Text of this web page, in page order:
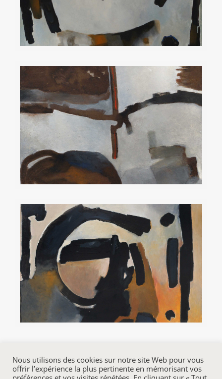
Nous utilisons des cookies sur notre site Web pour vous
offrir l’expérience la plus pertinente en mémorisant vos